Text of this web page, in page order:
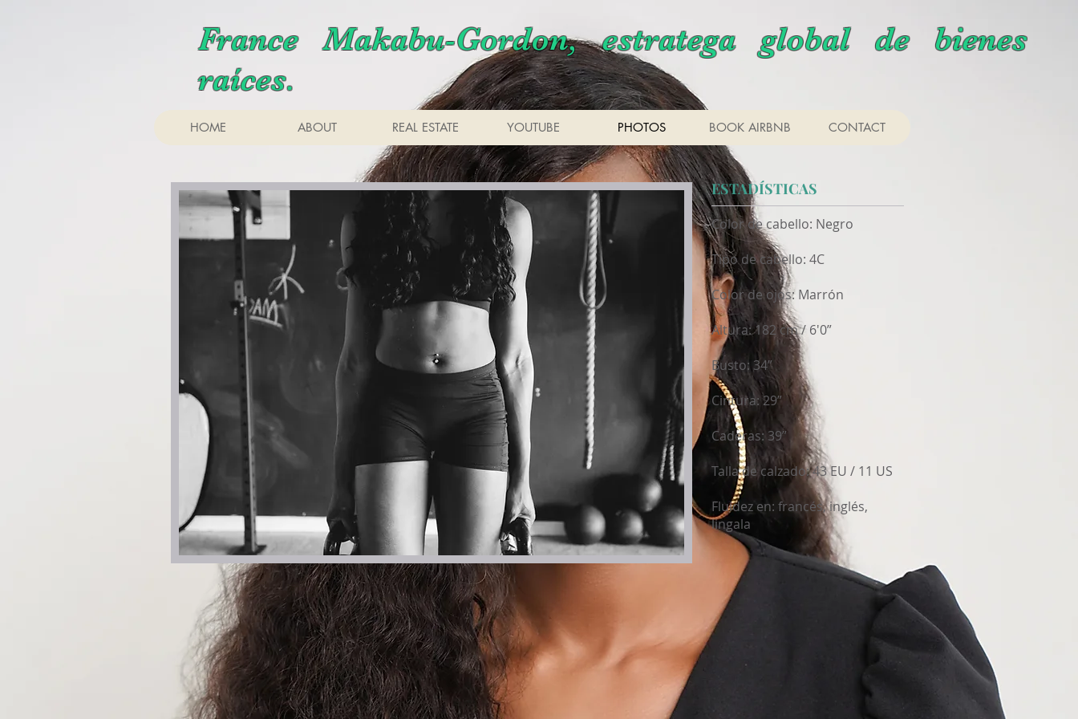
France Makabu-Gordon, estratega global de bienes
raíces.
HOME ABOUT REAL ESTATE YOUTUBE PHOTOS BOOK AIRBNB CONTACT
ESTADÍSTICAS
Color de cabello: Negro
Tipo de cabello: 4C
Color de ojos: Marrón
Altura: 182 cm / 6'0”
Busto: 34”
Cintura: 29”
Caderas: 39”
Talla de calzado: 43 EU / 11 US
Fluidez en: francés, inglés,
lingala